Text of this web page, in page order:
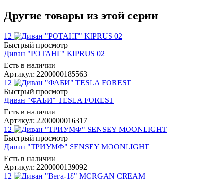
Другие товары из этой серии
12
Быстрый просмотр
Диван "РОТАНГ" KIPRUS 02
Есть в наличии
Артикул: 2200000185563
12
Быстрый просмотр
Диван "ФАБИ" TESLA FOREST
Есть в наличии
Артикул: 2200000016317
12
Быстрый просмотр
Диван "ТРИУМФ" SENSEY MOONLIGHT
Есть в наличии
Артикул: 2200000139092
12